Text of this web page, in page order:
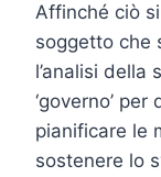
Affinché ciò
soggetto che
l’analisi della
‘governo’
pianificare le
sostenere lo